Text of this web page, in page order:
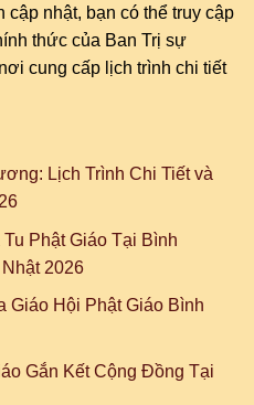
cập nhật, bạn có thể truy cập
thức của Ban Trị sự
cung cấp lịch trình chi tiết
Lịch Trình Chi Tiết và
Phật Giáo Tại Bình
2026
Giáo Hội Phật Giáo Bình
Gắn Kết Cộng Đồng Tại